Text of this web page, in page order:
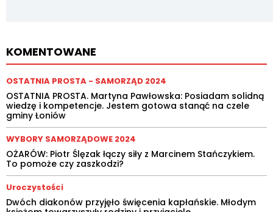
KOMENTOWANE
OSTATNIA PROSTA - SAMORZĄD 2024
OSTATNIA PROSTA. Martyna Pawłowska: Posiadam solidną
wiedzę i kompetencje. Jestem gotowa stanąć na czele
gminy Łoniów
WYBORY SAMORZĄDOWE 2024
OŻARÓW: Piotr Ślęzak łączy siły z Marcinem Stańczykiem.
To pomoże czy zaszkodzi?
Uroczystości
Dwóch diakonów przyjęło święcenia kapłańskie. Młodym